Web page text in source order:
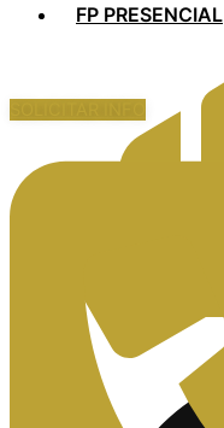
FP PRESENCIAL